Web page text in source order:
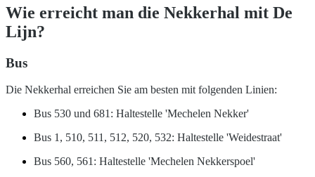
Wie erreicht man die Nekkerhal mit De
Lijn?
Bus
Die Nekkerhal erreichen Sie am besten mit folgenden Linien:
Bus 530 und 681: Haltestelle 'Mechelen Nekker'
Bus 1, 510, 511, 512, 520, 532: Haltestelle 'Weidestraat'
Bus 560, 561: Haltestelle 'Mechelen Nekkerspoel'